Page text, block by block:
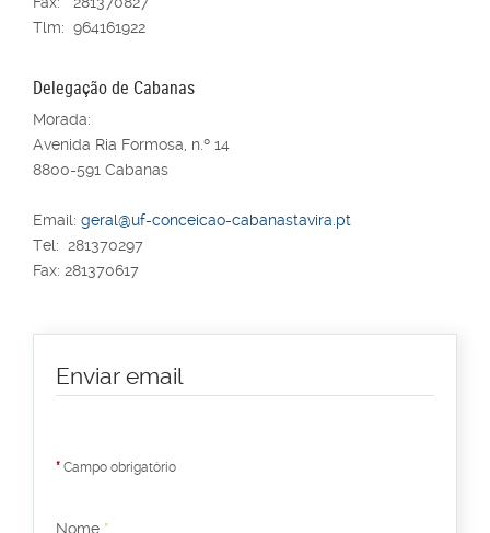
Tlm: 964161922
Delegação de Cabanas
Morada:
Avenida Ria Formosa, n.º 14
8800-591 Cabanas
Email: geral@uf-conceicao-cabanastavira.pt
Tel: 281370297
Fax: 281370617
Enviar email
* Campo obrigatório
Nome *